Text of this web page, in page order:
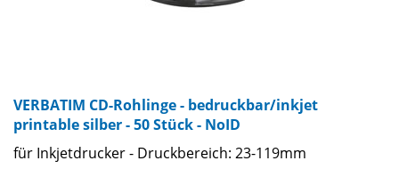
VERBATIM CD-Rohlinge - bedruckbar/inkjet
printable silber - 50 Stück - NoID
für Inkjetdrucker - Druckbereich: 23-119mm